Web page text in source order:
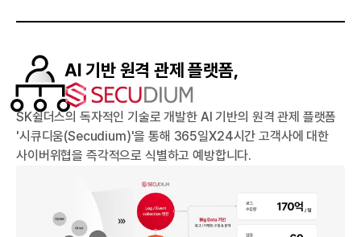
AI 기반 원격 관제 플랫폼,
SK쉴더스의 독자적인 기술로 개발한 AI 기반의 원격 관제 플랫폼
'시큐디움(Secudium)'을 통해 365일X24시간 고객사에 대한
사이버위협을 즉각적으로 식별하고 예방합니다.